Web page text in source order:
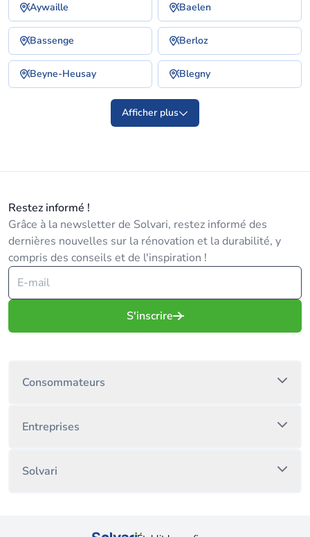
Aywaille Baelen
Bassenge Berloz
Beyne-Heusay Blegny
Afficher plus
Restez informé !
Grâce à la newsletter de Solvari, restez informé des
dernières nouvelles sur la rénovation et la durabilité, y
compris des conseils et de l'inspiration !
S'inscrire
Consommateurs
Entreprises
Solvari